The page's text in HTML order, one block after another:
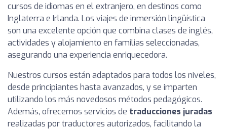
cursos de idiomas en el extranjero, en destinos como
Inglaterra e Irlanda. Los viajes de inmersión lingüística
son una excelente opción que combina clases de inglés,
actividades y alojamiento en familias seleccionadas,
asegurando una experiencia enriquecedora.
Nuestros cursos están adaptados para todos los niveles,
desde principiantes hasta avanzados, y se imparten
utilizando los más novedosos métodos pedagógicos.
Además, ofrecemos servicios de traducciones juradas
realizadas por traductores autorizados, facilitando la